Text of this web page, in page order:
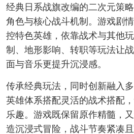
经典日系战旗改编的二次元策
角色与核心战斗机制。游戏剧
控特色英雄，依靠战术与其他
制、地形影响、转职等玩法让
面与音乐更提升沉浸感。
传承经典玩法，同时创新融入
英雄体系搭配灵活的战术搭配
乐趣。游戏既保留原作精髓，
造沉浸式冒险，战斗节奏紧凑